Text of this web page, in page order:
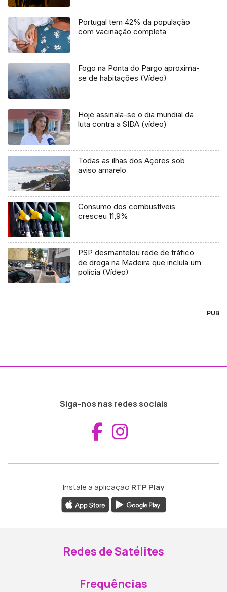
Portugal tem 42% da população
com vacinação completa
Fogo na Ponta do Pargo aproxima-
se de habitações (Vídeo)
Hoje assinala-se o dia mundial da
luta contra a SIDA (vídeo)
Todas as ilhas dos Açores sob
aviso amarelo
Consumo dos combustíveis
cresceu 11,9%
PSP desmantelou rede de tráfico
de droga na Madeira que incluía um
polícia (Vídeo)
PUB
Siga-nos nas redes sociais
Aceder ao
Instale a aplicação RTP Play
Redes de Satélites
Frequências